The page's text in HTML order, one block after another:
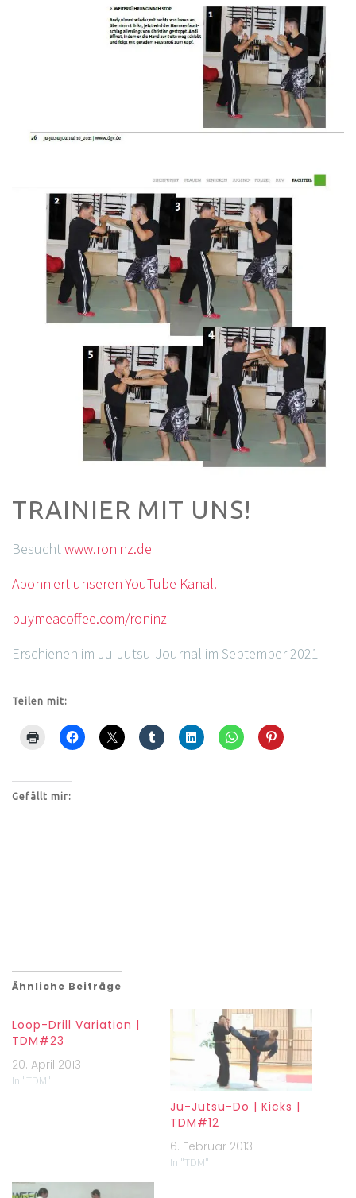
TRAINIER MIT UNS!
Besuchtwww.roninz.de
Abonniert unseren YouTube Kanal.
buymeacoffee.com/roninz
Erschienen im Ju-Jutsu-Journal im September 2021
Teilen mit:
Gefällt mir:
Ähnliche Beiträge
Loop-Drill Variation |
TDM#23
20. April 2013
In "TDM"
Ju-Jutsu-Do | Kicks |
TDM#12
6. Februar 2013
In "TDM"